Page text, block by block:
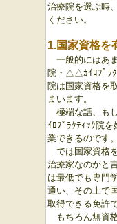
治療院を選ぶ時
ください。
1.国家資格を
一般的にはあ
院・△△ｶｲﾛﾌﾟﾗ
院は国家資格を
まいます。
極端な話、も
ｲﾛﾌﾟﾗｸﾃｨｯｸ院
業できるのです。
では国家資格
治療家なのかと
は最低でも専門
通い、その上で
取得できる免許で
もちろん無資